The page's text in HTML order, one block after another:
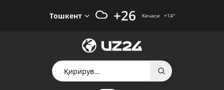
Тошкент +26 Кечаси +14°